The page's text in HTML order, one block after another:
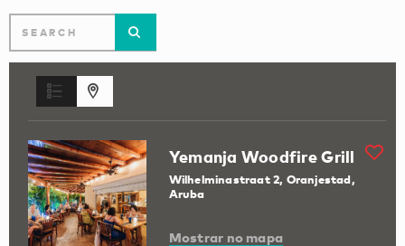
Yemanja Woodfire Grill
Wilhelminastraat 2, Oranjestad,
Aruba
Mostrar no mapa